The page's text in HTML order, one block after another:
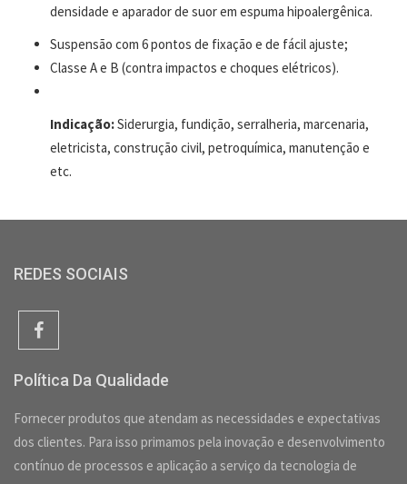
densidade e aparador de suor em espuma hipoalergênica.
​Suspensão com 6 pontos de fixação e de fácil ajuste;
Classe A e B (contra impactos e choques elétricos).
Indicação:Siderurgia, fundição, serralheria, marcenaria,
eletricista, construção civil, petroquímica, manutenção e
etc.
REDES SOCIAIS
Política Da Qualidade
Fornecer produtos que atendam as necessidades e expectativas
dos clientes. Para isso primamos pela inovação e desenvolvimento
contínuo de processos e aplicação a serviço da tecnologia de